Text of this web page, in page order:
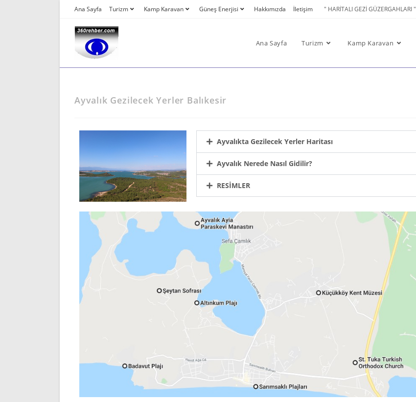
Ana Sayfa Turizm Kamp Karavan Güneş Enerjisi Hakkımızda İletişim " HARİTALI GEZİ GÜZERGAHLARI "
Ana Sayfa Turizm Kamp Karavan
Ayvalık Gezilecek Yerler Balıkesir
Ayvalıkta Gezilecek Yerler Haritası
Ayvalık Nerede Nasıl Gidilir?
RESİMLER